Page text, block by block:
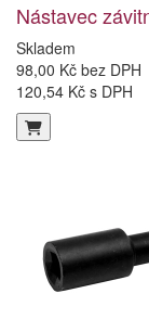
Nástavec
Skladem
98,00 Kč bez DPH
120,54 Kč s DPH